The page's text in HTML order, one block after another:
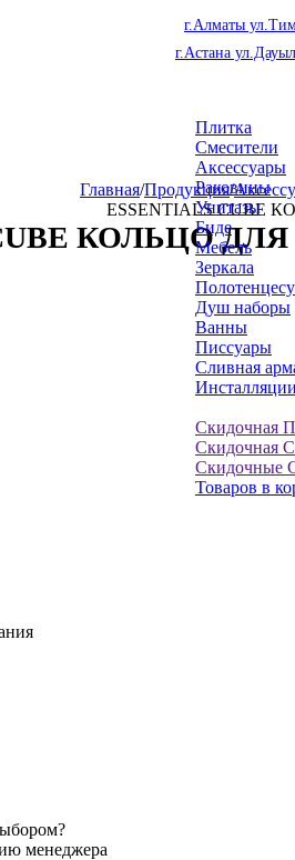
г.Алматы
г.Астана
Плитка
Смесители
Аксессуары
Раковины
Унитазы
Биде
Мебель
Зеркала
Душ наборы
Ванны
Писсуары
Сливная
Инсталляции
Скидочная
Скидочная
Скидочные
Товаров в
Главная/Продукция/
ESSENTIALS CUBE
CUBE КОЛЬЦО ДЛЯ
менеджера